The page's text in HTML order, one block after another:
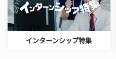
インターンシップ特集